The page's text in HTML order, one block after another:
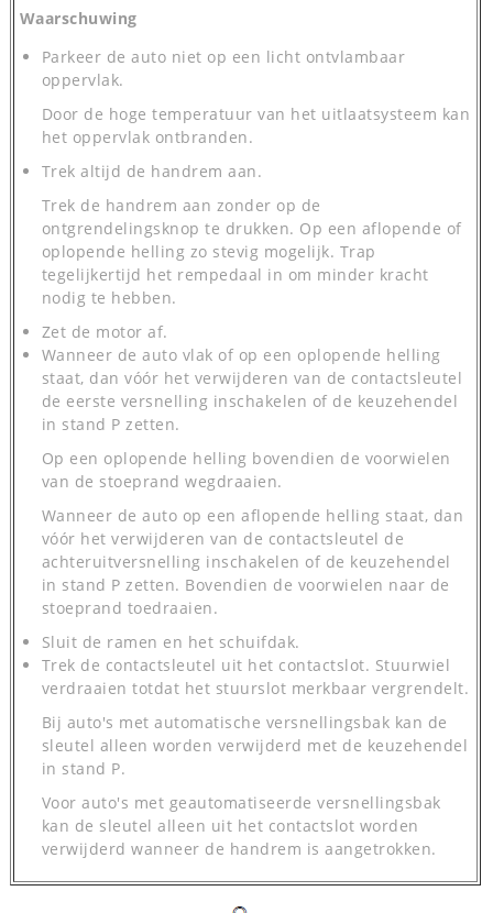
Waarschuwing
Parkeer de auto niet op een licht ontvlambaar
oppervlak.
Door de hoge temperatuur van het uitlaatsysteem kan
het oppervlak ontbranden.
Trek altijd de handrem aan.
Trek de handrem aan zonder op de
ontgrendelingsknop te drukken. Op een aflopende of
oplopende helling zo stevig mogelijk. Trap
tegelijkertijd het rempedaal in om minder kracht
nodig te hebben.
Zet de motor af.
Wanneer de auto vlak of op een oplopende helling
staat, dan vóór het verwijderen van de contactsleutel
de eerste versnelling inschakelen of de keuzehendel
in stand P zetten.
Op een oplopende helling bovendien de voorwielen
van de stoeprand wegdraaien.
Wanneer de auto op een aflopende helling staat, dan
vóór het verwijderen van de contactsleutel de
achteruitversnelling inschakelen of de keuzehendel
in stand P zetten. Bovendien de voorwielen naar de
stoeprand toedraaien.
Sluit de ramen en het schuifdak.
Trek de contactsleutel uit het contactslot. Stuurwiel
verdraaien totdat het stuurslot merkbaar vergrendelt.
Bij auto's met automatische versnellingsbak kan de
sleutel alleen worden verwijderd met de keuzehendel
in stand P.
Voor auto's met geautomatiseerde versnellingsbak
kan de sleutel alleen uit het contactslot worden
verwijderd wanneer de handrem is aangetrokken.